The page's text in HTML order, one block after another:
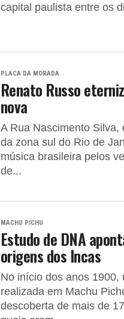
capital paulista entre os
PLACA DA MORADA
Renato Russo
nova
A Rua Nascimento
da zona sul do Rio de
música brasileira pelos
de...
MACHU PICHU
Estudo de DNA
origens dos Incas
No início dos anos
realizada em Machu
descoberta de mais de